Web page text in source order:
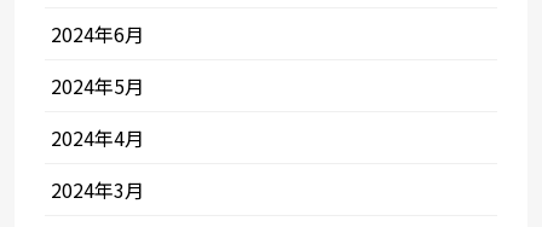
2024年6月
2024年5月
2024年4月
2024年3月